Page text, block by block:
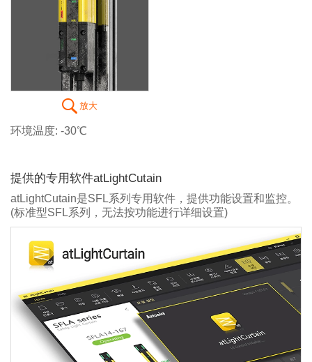
放大
环境温度: -30℃
提供的专用软件atLightCutain
atLightCutain是SFL系列专用软件，提供功能设置和监控。
(标准型SFL系列，无法按功能进行详细设置)